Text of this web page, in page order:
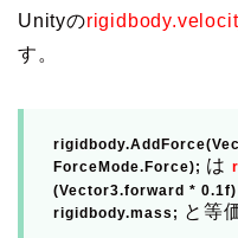
Unityの
す。
rigidbody.AddForce(
ForceMode. Force); は
(Vector3.forward * 0.1f)
rigidbody.mass ; と等